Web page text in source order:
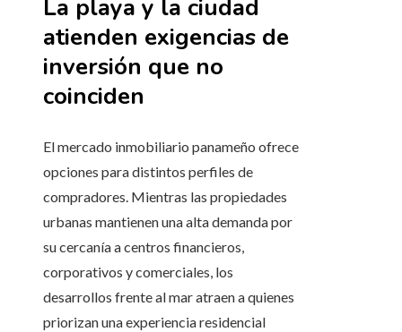
La playa y la ciudad
atienden exigencias de
inversión que no
coinciden
El mercado inmobiliario panameño ofrece
opciones para distintos perfiles de
compradores. Mientras las propiedades
urbanas mantienen una alta demanda por
su cercanía a centros financieros,
corporativos y comerciales, los
desarrollos frente al mar atraen a quienes
priorizan una experiencia residencial